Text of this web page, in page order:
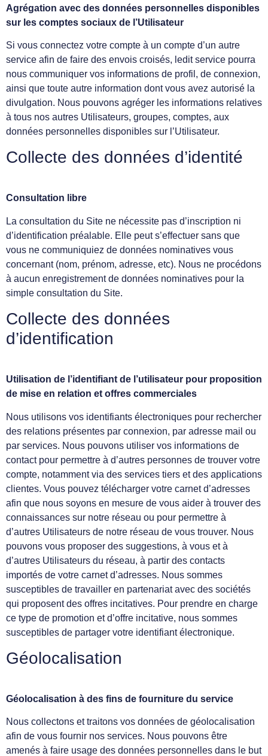
Agrégation avec des données personnelles disponibles
sur les comptes sociaux de l’Utilisateur
Si vous connectez votre compte à un compte d’un autre
service afin de faire des envois croisés, ledit service pourra
nous communiquer vos informations de profil, de connexion,
ainsi que toute autre information dont vous avez autorisé la
divulgation. Nous pouvons agréger les informations relatives
à tous nos autres Utilisateurs, groupes, comptes, aux
données personnelles disponibles sur l’Utilisateur.
Collecte des données d’identité
Consultation libre
La consultation du Site ne nécessite pas d’inscription ni
d’identification préalable. Elle peut s’effectuer sans que
vous ne communiquiez de données nominatives vous
concernant (nom, prénom, adresse, etc). Nous ne procédons
à aucun enregistrement de données nominatives pour la
simple consultation du Site.
Collecte des données
d’identification
Utilisation de l’identifiant de l’utilisateur pour proposition
de mise en relation et offres commerciales
Nous utilisons vos identifiants électroniques pour rechercher
des relations présentes par connexion, par adresse mail ou
par services. Nous pouvons utiliser vos informations de
contact pour permettre à d’autres personnes de trouver votre
compte, notamment via des services tiers et des applications
clientes. Vous pouvez télécharger votre carnet d’adresses
afin que nous soyons en mesure de vous aider à trouver des
connaissances sur notre réseau ou pour permettre à
d’autres Utilisateurs de notre réseau de vous trouver. Nous
pouvons vous proposer des suggestions, à vous et à
d’autres Utilisateurs du réseau, à partir des contacts
importés de votre carnet d’adresses. Nous sommes
susceptibles de travailler en partenariat avec des sociétés
qui proposent des offres incitatives. Pour prendre en charge
ce type de promotion et d’offre incitative, nous sommes
susceptibles de partager votre identifiant électronique.
Géolocalisation
Géolocalisation à des fins de fourniture du service
Nous collectons et traitons vos données de géolocalisation
afin de vous fournir nos services. Nous pouvons être
amenés à faire usage des données personnelles dans le but